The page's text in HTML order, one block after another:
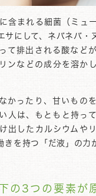
含まれる細菌（ミュ
サにして、ネバネバ・
て排出される酸など
ンなどの成分を溶か
かったり、甘いもの
人は、もともと持っ
出したカルシウムや
きを持つ「だ液」の力
の3つの要素が